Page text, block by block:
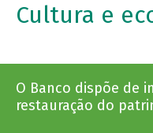
Cultura e
O Banco dispõe de
restauração do